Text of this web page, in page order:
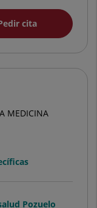
cita
MEDICINA
Pozuelo